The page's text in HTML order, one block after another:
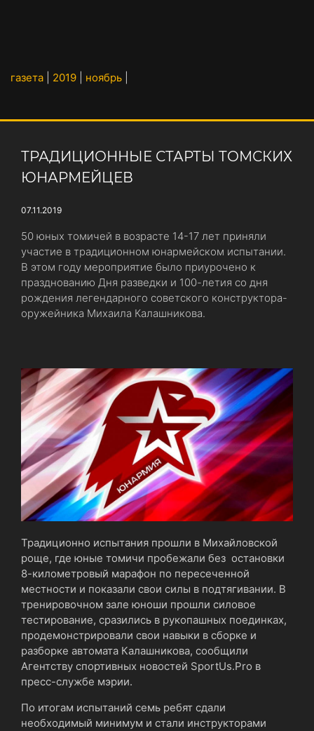
газета 2019 ноябрь
ТРАДИЦИОННЫЕ СТАРТЫ ТОМСКИХ
ЮНАРМЕЙЦЕВ
07.11.2019
50 юных томичей в возрасте 14-17 лет приняли
участие в традиционном юнармейском испытании.
В этом году мероприятие было приурочено к
празднованию Дня разведки и 100-летия со дня
рождения легендарного советского конструктора-
оружейника Михаила Калашникова.
Традиционно испытания прошли в Михайловской
роще, где юные томичи пробежали без остановки
8-километровый марафон по пересеченной
местности и показали свои силы в подтягивании. В
тренировочном зале юноши прошли силовое
тестирование, сразились в рукопашных поединках,
продемонстрировали свои навыки в сборке и
разборке автомата Калашникова, сообщили
Агентству спортивных новостей SportUs.Pro в
пресс-службе мэрии.
По итогам испытаний семь ребят сдали
необходимый минимум и стали инструкторами